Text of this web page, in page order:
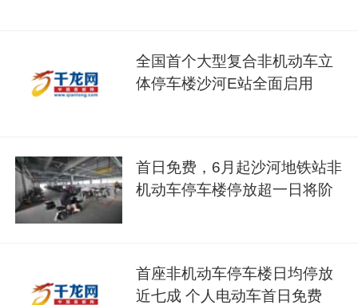
全国首个大型复合非机动车立
体停车楼沙河E站全面启用
首日免费，6月起沙河地铁站非
机动车停车楼停放超一日将阶
首座非机动车停车楼日均停放
近七成 个人电动车首日免费